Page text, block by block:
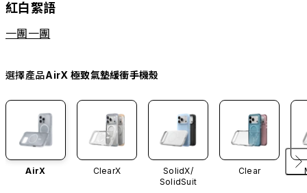
紅白絮語
一團一團
選擇產品AirX 極致氣墊緩衝手機殼
AirX ClearX
SolidX/
SolidSuit
Clear